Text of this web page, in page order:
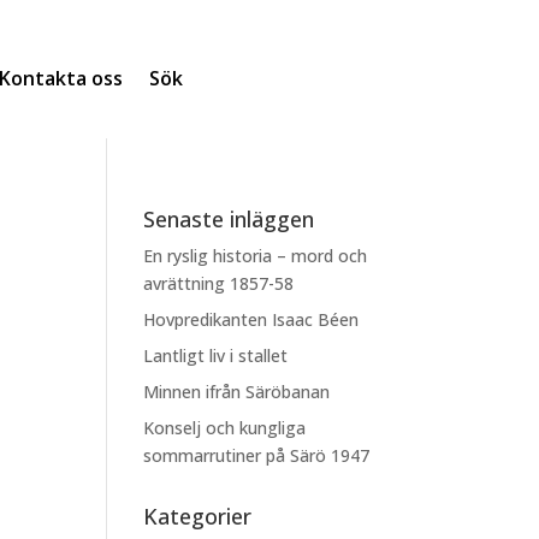
oss Sök
Senaste inläggen
En ryslig historia – mord och
avrättning 1857-58
Hovpredikanten Isaac Béen
Lantligt liv i stallet
Minnen ifrån Säröbanan
Konselj och kungliga
sommarrutiner på Särö 1947
Kategorier